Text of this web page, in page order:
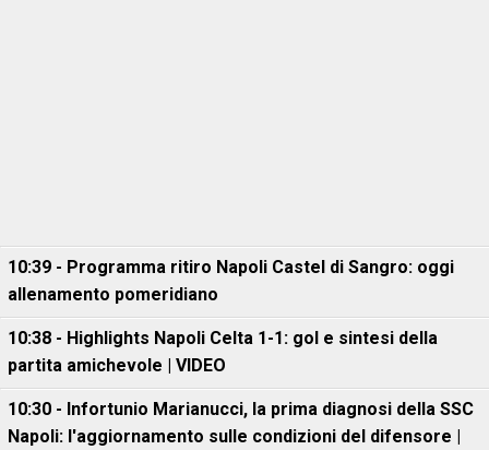
10:39 - Programma ritiro Napoli Castel di Sangro: oggi
allenamento pomeridiano
10:38 - Highlights Napoli Celta 1-1: gol e sintesi della
partita amichevole | VIDEO
10:30 - Infortunio Marianucci, la prima diagnosi della SSC
Napoli: l'aggiornamento sulle condizioni del difensore |